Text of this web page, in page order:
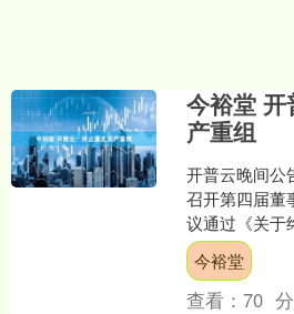
今裕堂
产重组
开普云晚间公
召开第四届董
议通过《关于
案》，决定终
股份购买深圳
今裕堂
查看：70